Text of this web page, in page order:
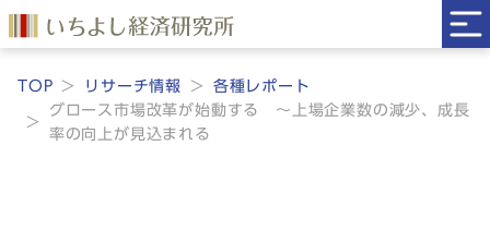
TOP リサーチ情報
各種レポート
グロース市場改革が始動する ～上場企業数の減少、成長
率の向上が見込まれる